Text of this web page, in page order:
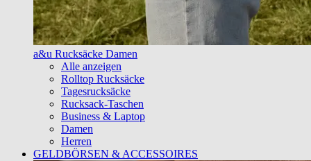
a&u Rucksäcke Damen
Alle anzeigen
Rolltop Rucksäcke
Tagesrucksäcke
Rucksack-Taschen
Business & Laptop
Damen
Herren
GELDBÖRSEN & ACCESSOIRES